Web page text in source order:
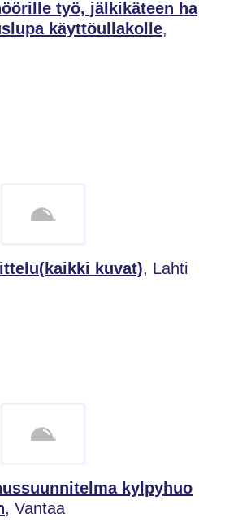
työ, jälkikäteen ha
käyttöullakolle,
kuvat), Lahti
kylpyhuo
, Vantaa